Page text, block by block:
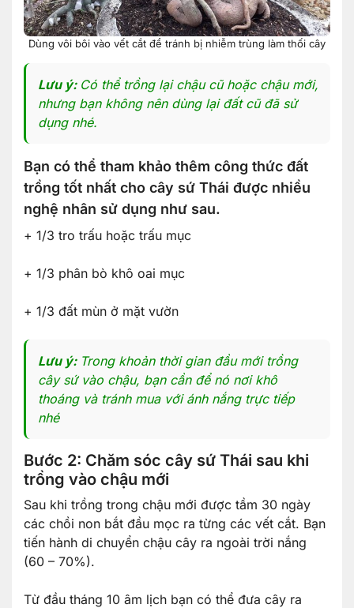
Dùng vôi bôi vào vết cắt để tránh bị nhiễm trùng làm thối cây
Lưu ý: Có thể trồng lại chậu cũ hoặc chậu mới,
nhưng bạn không nên dùng lại đất cũ đã sử
dụng nhé.
Bạn có thể tham khảo thêm công thức đất
trồng tốt nhất cho cây sứ Thái được nhiều
nghệ nhân sử dụng như sau.
+ 1/3 tro trấu hoặc trấu mục
+ 1/3 phân bò khô oai mục
+ 1/3 đất mùn ở mặt vườn
Lưu ý: Trong khoản thời gian đầu mới trồng
cây sứ vào chậu, bạn cần để nó nơi khô
thoáng và tránh mua với ánh nắng trực tiếp
nhé
Bước 2: Chăm sóc cây sứ Thái sau khi
trồng vào chậu mới
Sau khi trồng trong chậu mới được tầm 30 ngày
các chồi non bắt đầu mọc ra từng các vết cắt. Bạn
tiến hành di chuyển chậu cây ra ngoài trời nắng
(60 – 70%).
Từ đầu tháng 10 âm lịch bạn có thể đưa cây ra